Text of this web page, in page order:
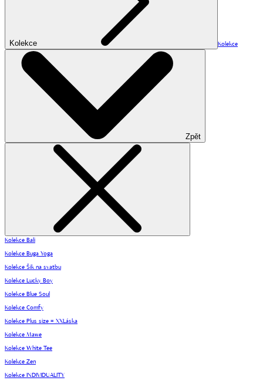
Kolekce Kolekce
Zpět
Kolekce Bali
Kolekce Buga Yoga
Kolekce Šik na svatbu
Kolekce Lucky Boy
Kolekce Blue Soul
Kolekce Comfy
Kolekce Plus size = XXLáska
Kolekce Mawe
Kolekce White Tee
Kolekce Zen
Kolekce INDIVIDUALITY